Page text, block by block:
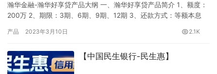
瀚华金融-瀚华好享贷产品大纲 一、瀚华好享贷产品简介 1、额度：
200万 2、期限：3期、6期、9期、12期 3、还款方式：等额本息
（优质档）；普通档：0.85%—1.53%；风险档：0.95%—1.70%、
准入：年龄…
产品 2023年3月10日 2.1K
【中国民生银行-民生惠】